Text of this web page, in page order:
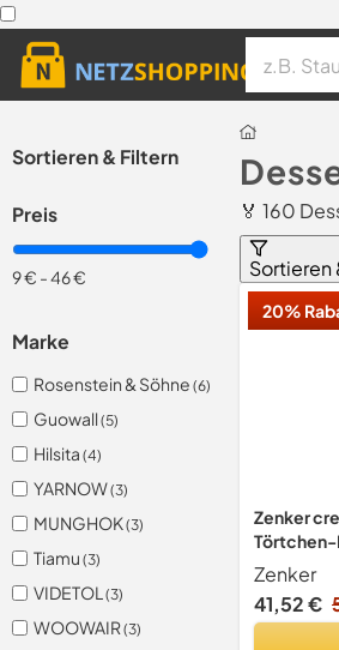
Sortieren & Filtern
Preis
9 € -46 €
Marke
Rosenstein & Söhne (6)
Guowall(5)
Hilsita (4)
YARNOW(3)
MUNGHOK(3)
Tiamu (3)
VIDETOL (3)
WOOWAIR(3)
🏅 160
Sortieren
20%
Zenker
für kleine
Zenker
41,52 €